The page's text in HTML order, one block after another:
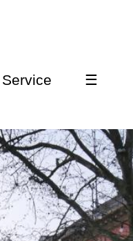
Service ☰